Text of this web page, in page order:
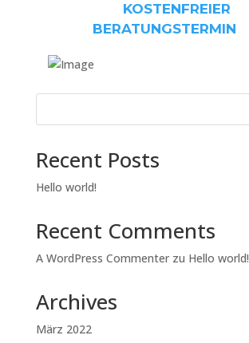
KOSTENFREIER
BERATUNGSTERMIN
Recent Posts
Hello world!
Recent Comments
A WordPress Commenterzu Hello world!
Archives
März 2022